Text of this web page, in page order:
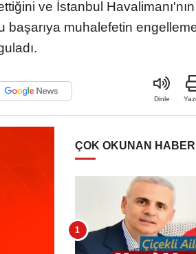
ve İstanbul
muhalefetin
Dinle
ÇOK OKUNAN